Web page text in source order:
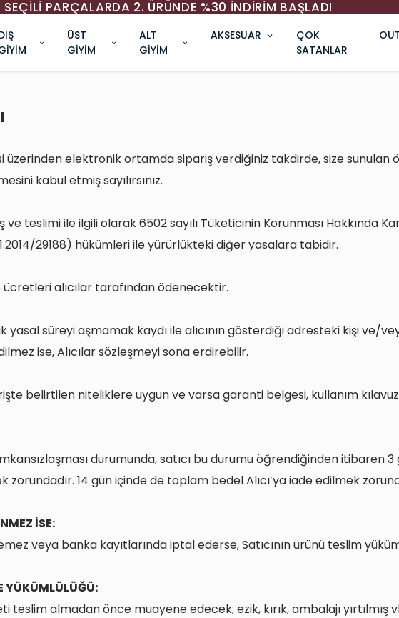
SEÇİLİ PARÇALARDA 2. ÜRÜNDE %30 İNDİRİM BAŞLADI
ÜST
GİYİM
ALT
GİYİM
AKSESUAR
ÇOK
SATANLAR
üzerinden elektronik ortamda sipariş verdiğiniz takdirde, size sunulan
kabul etmiş sayılırsınız.
ve teslimi ile ilgili olarak 6502 sayılı Tüketicinin Korunması Hakkında
29188) hükümleri ile yürürlükteki diğer yasalara tabidir.
alıcılar tarafından ödenecektir.
yasal süreyi aşmamak kaydı ile alıcının gösterdiği adresteki kişi ve/
ise, Alıcılar sözleşmeyi sona erdirebilir.
belirtilen niteliklere uygun ve varsa garanti belgesi, kullanım
durumunda, satıcı bu durumu öğrendiğinden itibaren 3
zorundadır. 14 gün içinde de toplam bedel Alıcı’ya iade edilmek
İSE:
veya banka kayıtlarında iptal ederse, Satıcının ürünü teslim
YÜKÜMLÜLÜĞÜ:
teslim almadan önce muayene edecek; ezik, kırık, ambalajı yırtılmış